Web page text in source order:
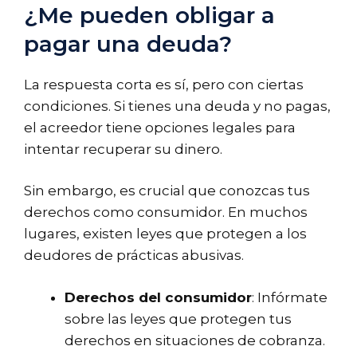
¿Me pueden obligar a
pagar una deuda?
La respuesta corta es sí, pero con ciertas
condiciones. Si tienes una deuda y no pagas,
el acreedor tiene opciones legales para
intentar recuperar su dinero.
Sin embargo, es crucial que conozcas tus
derechos como consumidor. En muchos
lugares, existen leyes que protegen a los
deudores de prácticas abusivas.
Derechos del consumidor: Infórmate
sobre las leyes que protegen tus
derechos en situaciones de cobranza.